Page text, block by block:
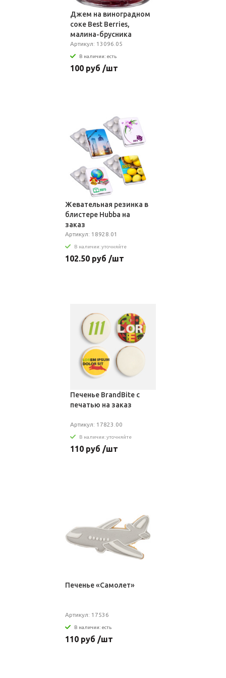
Джем на виноградном
соке Best Berries,
малина-брусника
Артикул: 13096.05
В наличии: есть
100 руб /шт
Жевательная резинка в
блистере Hubba на
заказ
Артикул: 18928.01
В наличии: уточняйте
102.50 руб /шт
Печенье BrandBite с
печатью на заказ
Артикул: 17823.00
В наличии: уточняйте
110 руб /шт
Печенье «Самолет»
Артикул: 17536
В наличии: есть
110 руб /шт